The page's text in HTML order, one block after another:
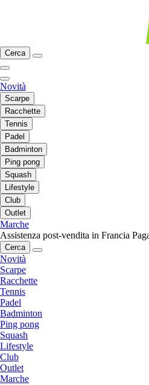
Cerca
Novità
Scarpe
Racchette
Tennis
Padel
Badminton
Ping pong
Squash
Lifestyle
Club
Outlet
Marche
Assistenza post-vendita in Francia
Cerca
Novità
Scarpe
Racchette
Tennis
Padel
Badminton
Ping pong
Squash
Lifestyle
Club
Outlet
Marche